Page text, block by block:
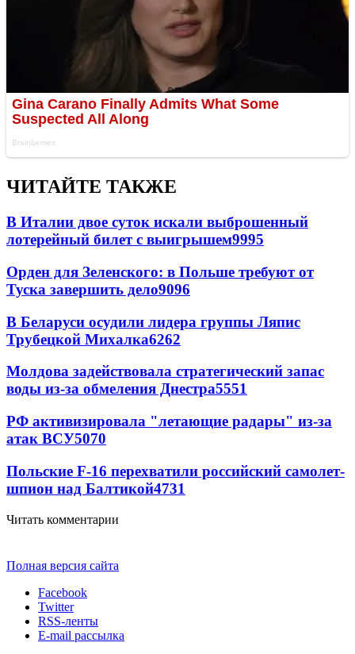
ЧИТАЙТЕ ТАКЖЕ
В Италии двое суток искали выброшенный
лотерейный билет с выигрышем9995
Орден для Зеленского: в Польше требуют от
Туска завершить дело9096
В Беларуси осудили лидера группы Ляпис
Трубецкой Михалка6262
Молдова задействовала стратегический запас
воды из-за обмеления Днестра5551
РФ активизировала "летающие радары" из-за
атак ВСУ5070
Польские F-16 перехватили российский самолет-
шпион над Балтикой4731
Читать комментарии
Полная версия сайта
Facebook
Twitter
RSS-ленты
E-mail рассылка